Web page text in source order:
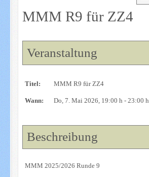
MMM R9 für ZZ4
Veranstaltung
Titel: MMM R9 für ZZ4
Wann: Do, 7. Mai 2026, 19:00 h - 23:00 h
Beschreibung
MMM 2025/2026 Runde 9